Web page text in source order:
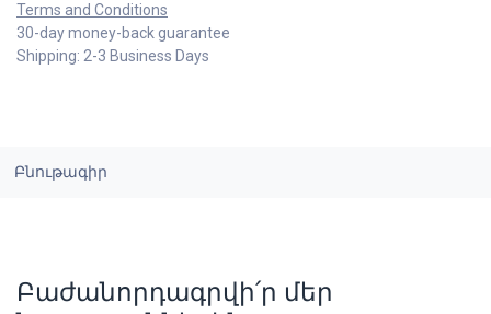
Terms and Conditions
30-day money-back guarantee
Shipping: 2-3 Business Days
Բնութագիր
Բաժանորդագրվի՛ր մեր